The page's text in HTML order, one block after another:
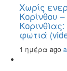
Χωρίς
Κορίνθου
φωτιά
1 ημέρα ago